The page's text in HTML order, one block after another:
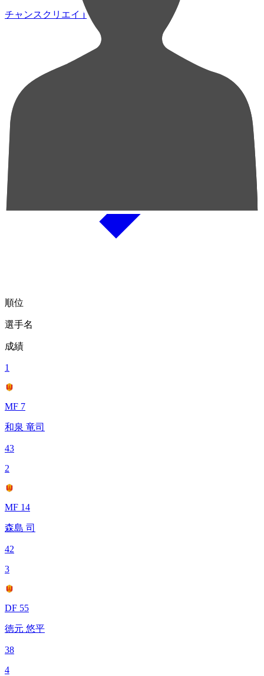
チャンスクリエイト総数
順位
選手名
成績
1
MF 7
和泉 竜司
43
2
MF 14
森島 司
42
3
DF 55
徳元 悠平
38
4